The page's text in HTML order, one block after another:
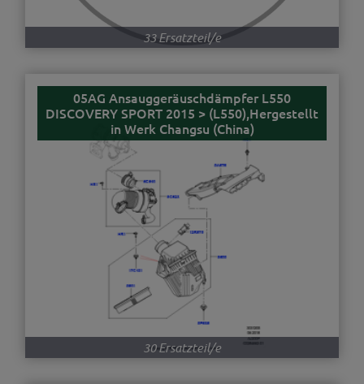
33 Ersatzteil/e
05AG Ansauggeräuschdämpfer L550
DISCOVERY SPORT 2015 > (L550),Hergestellt
in Werk Changsu (China)
30 Ersatzteil/e